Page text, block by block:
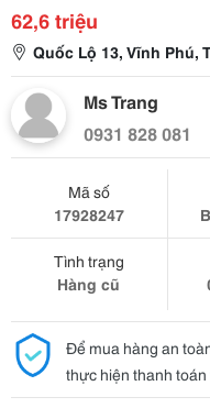
62,6 triệu
Quốc Lộ 13, Vĩnh Phú,
Ms Trang
0931 828 081
Mã số
17928247
Tình trạng
Hàng cũ
Để mua hàng an
thực hiện thanh